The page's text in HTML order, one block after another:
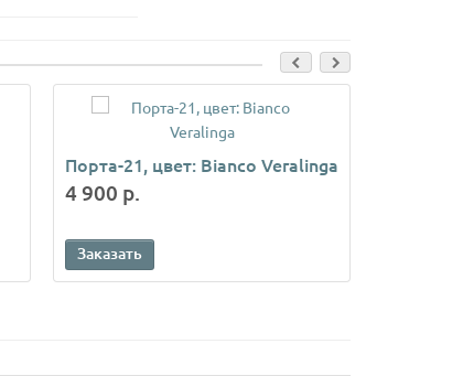
Порта-21, цвет: Bianco Veralinga
4 900 р.
Заказать